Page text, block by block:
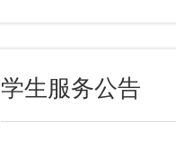
学生服务公告